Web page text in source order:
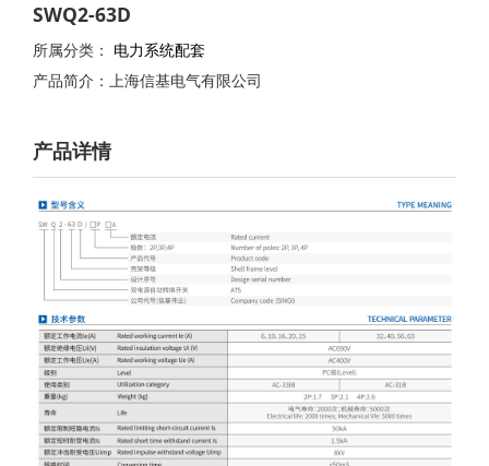
SWQ2-63D
所属分类： 电力系统配套
产品简介：上海信基电气有限公司
产品详情